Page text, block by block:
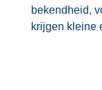
bekendheid,
krijgen kleine